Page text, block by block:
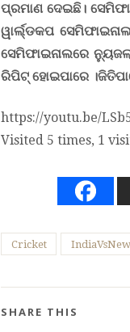
ପ୍ରମାଣ ଦେଇଛି।
ୱାର୍ଲ୍ଡକପ
ସେମିଫାଇନାଲରେ
ରିପିଟ୍ ହୋଇପାରେ
https://youtu.be/
Visited 5 times, 1
Cricket
SHARE THIS